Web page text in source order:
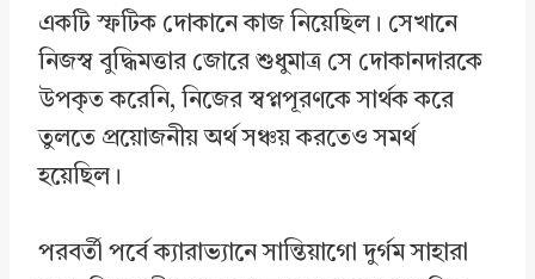
একটি স্ফটিক দোকানে কাজ নিয়েছিল। সেখানে
নিজস্ব বুদ্ধিমত্তার জোরে শুধুমাত্র সে দোকানদারকে
উপকৃত করেনি, নিজের স্বপ্নপূরণকে সার্থক করে
তুলতে প্রয়োজনীয় অর্থ সঞ্চয় করতেও সমর্থ
হয়েছিল।
পরবর্তী পর্বে ক্যারাভ্যানে সান্তিয়াগো দুর্গম সাহারা